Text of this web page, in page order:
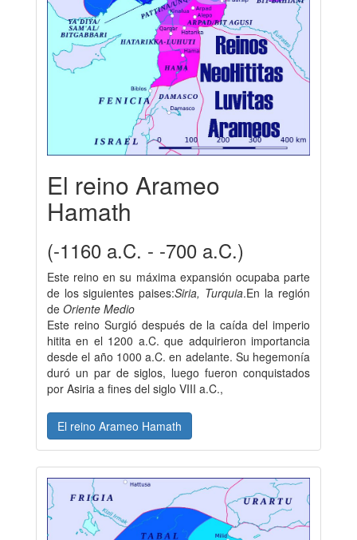
El reino Arameo
Hamath
(-1160 a.C. - -700 a.C.)
Este reino en su máxima expansión ocupaba parte
de los siguientes paises:Siria, Turquia.En la región
de Oriente Medio
Este reino Surgió después de la caída del imperio
hitita en el 1200 a.C. que adquirieron importancia
desde el año 1000 a.C. en adelante. Su hegemonía
duró un par de siglos, luego fueron conquistados
por Asiria a fines del siglo VIII a.C.,
El reino Arameo Hamath